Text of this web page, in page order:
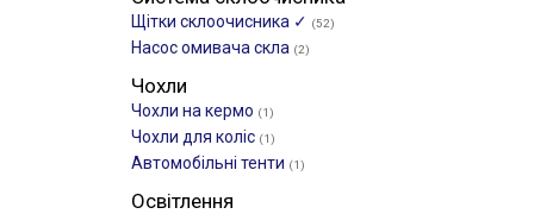
Щітки склоочиcника ✓ (52)
Насос омивача скла (2)
Чохли
Чохли на кермо (1)
Чохли для коліс (1)
Автомобільні тенти (1)
Освітлення